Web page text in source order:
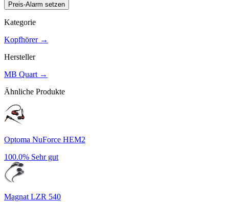
Preis-Alarm setzen
Kategorie
Kopfhörer→
Hersteller
MB Quart →
Ähnliche Produkte
Optoma NuForce HEM2
100.0% Sehr gut
Magnat LZR 540